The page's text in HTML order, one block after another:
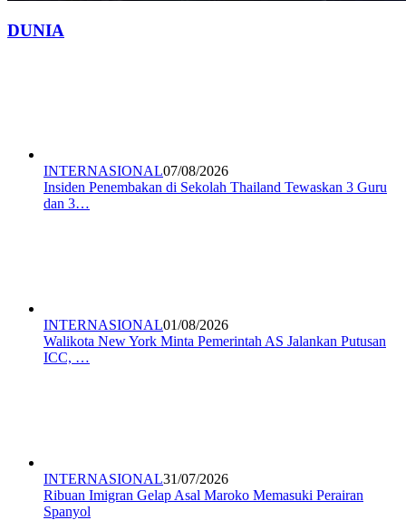
DUNIA
INTERNASIONAL07/08/2026
Insiden Penembakan di Sekolah Thailand Tewaskan 3 Guru
dan 3…
INTERNASIONAL01/08/2026
Walikota New York Minta Pemerintah AS Jalankan Putusan
ICC, …
INTERNASIONAL31/07/2026
Ribuan Imigran Gelap Asal Maroko Memasuki Perairan
Spanyol